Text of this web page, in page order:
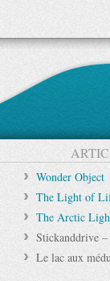
Wonder Object
The Light of
The Arctic
Stickanddrive –
Le lac aux